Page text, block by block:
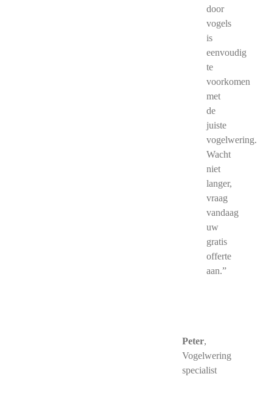
door
vogels
is
eenvoudig
te
voorkomen
met
de
juiste
vogelwering.
Wacht
niet
langer,
vraag
vandaag
uw
gratis
offerte
aan.”
Peter,
Vogelwering
specialist